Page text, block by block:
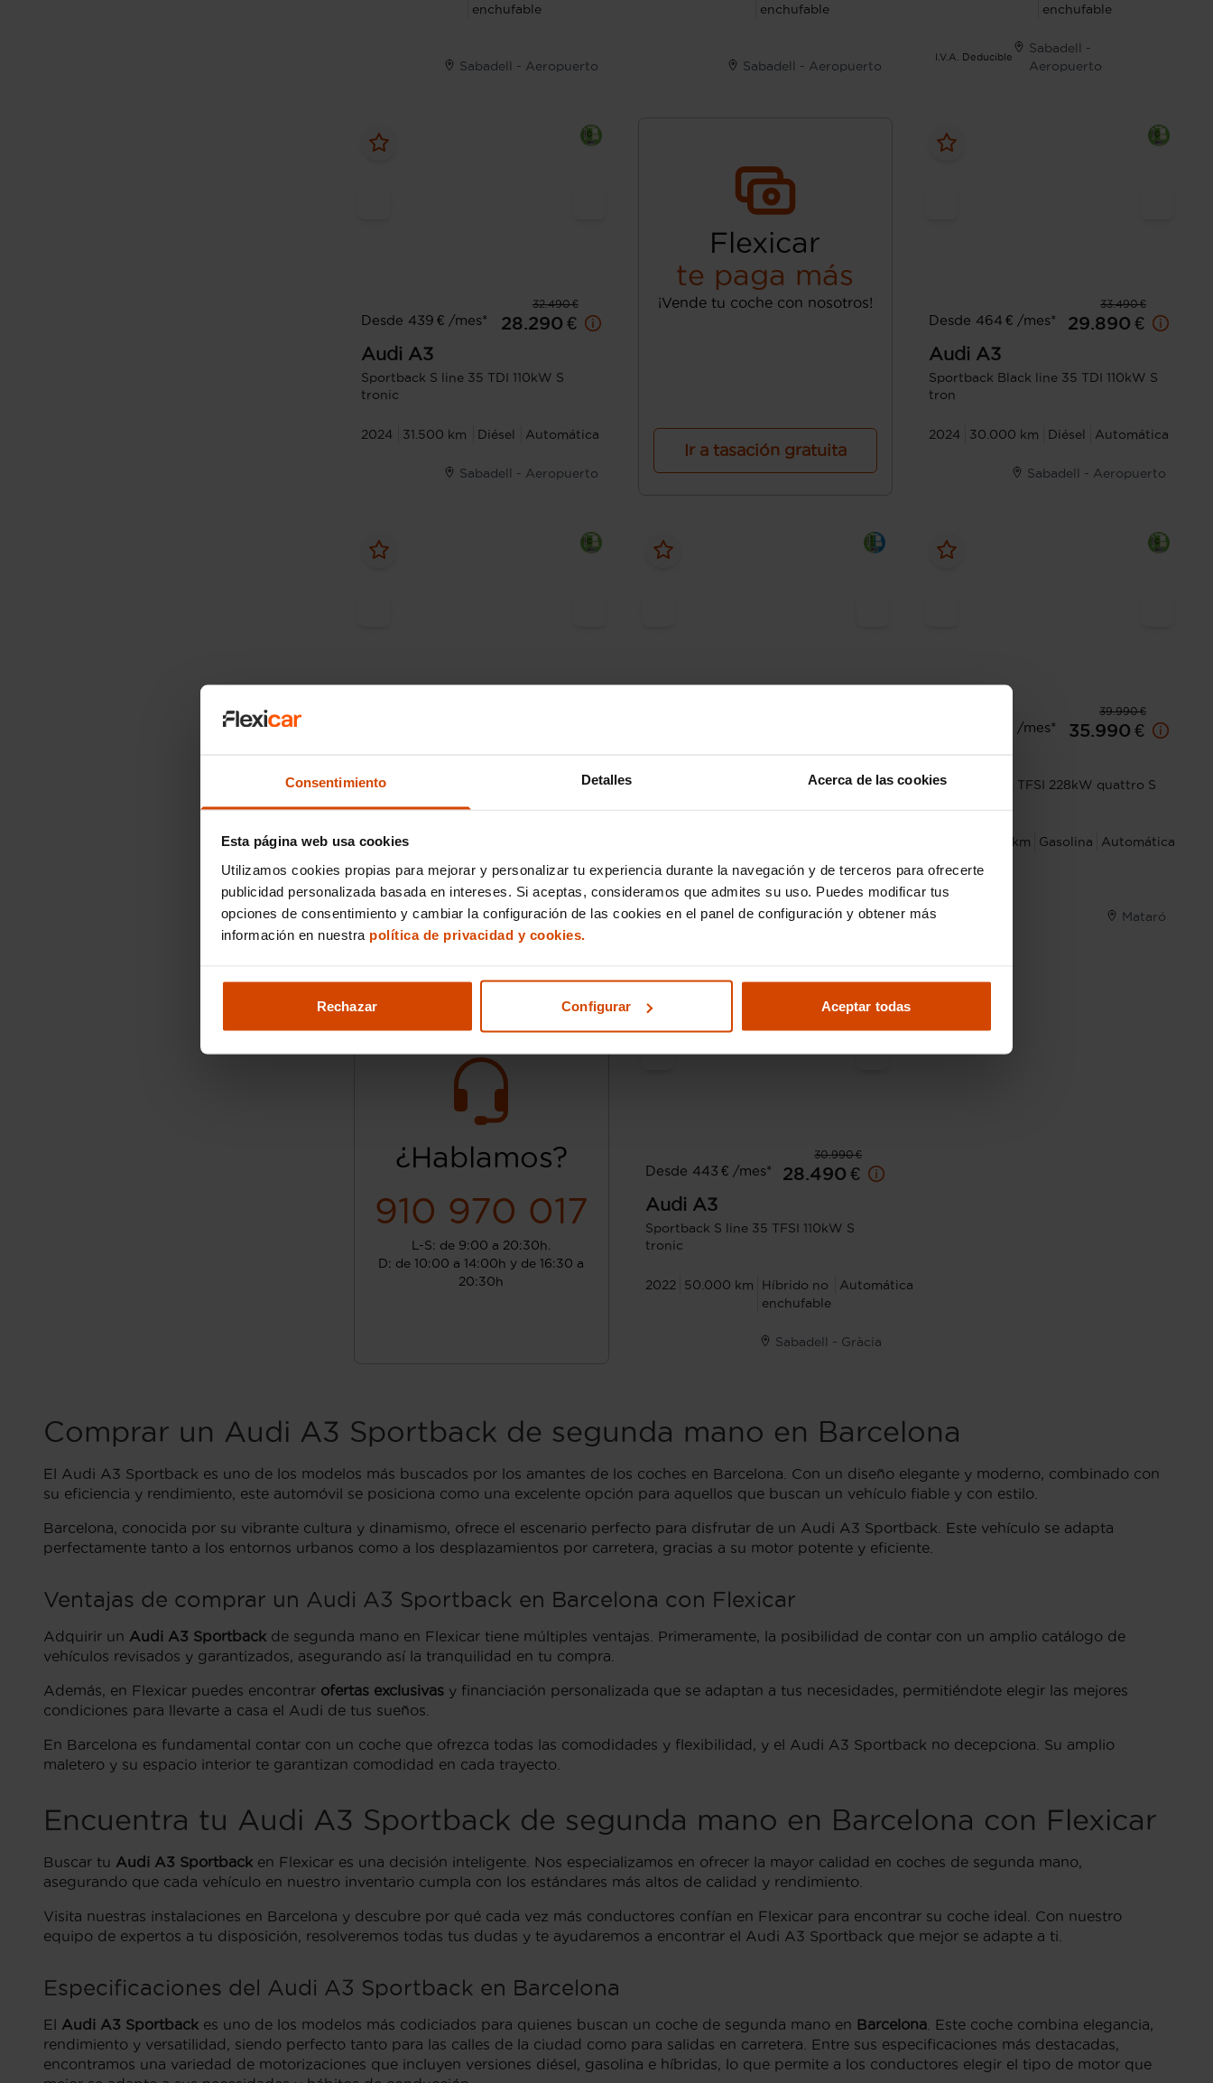
Consentimiento Detalles Acerca de las cookies
Esta página web usa cookies
Utilizamos cookies propias para mejorar y personalizar tu experiencia durante la navegación y de terceros para ofrecerte
publicidad personalizada basada en intereses. Si aceptas, consideramos que admites su uso. Puedes modificar tus
opciones de consentimiento y cambiar la configuración de las cookies en el panel de configuración y obtener más
información en nuestra política de privacidad y cookies.
Rechazar Configurar Aceptar todas
enchufable
Sabadell - Aeropuerto
enchufable
Sabadell - Aeropuerto
enchufable
I.V.A. Deducible
Sabadell -
Aeropuerto
32.490 €
Desde 439 € /mes*
28.290 €
Audi A3
Sportback S line 35 TDI 110kW S
tronic
2024 31.500 km Diésel Automática
Sabadell - Aeropuerto
Flexicar
te paga más
¡Vende tu coche con nosotros!
Ir a tasación gratuita
33.490 €
Desde 464 € /mes*
29.890 €
Audi A3
Sportback Black line 35 TDI 110kW S
tron
2024 30.000 km Diésel Automática
Sabadell - Aeropuerto
RS3 Sportback TFSI 294kW quattro S
2022 99.999 km
La Maquinista
Sportback Advanced 40 TFSI e
Sant Boi de Llobregat - Osca
Alguer
39.990 €
Desde 560 € /mes*
35.990 €
S3 Sportback TFSI 228kW quattro S
69.999 km Gasolina Automática
Mataró
¿Hablamos?
910 970 017
L-S: de 9:00 a 20:30h.
D: de 10:00 a 14:00h y de 16:30 a
20:30h
30.990 €
Desde 443 € /mes*
28.490 €
Audi A3
Sportback S line 35 TFSI 110kW S
tronic
2022 50.000 km
Híbrido no
enchufable
Automática
Sabadell - Gràcia
Comprar un Audi A3 Sportback de segunda mano en Barcelona
El Audi A3 Sportback es uno de los modelos más buscados por los amantes de los coches en Barcelona. Con un diseño elegante y moderno, combinado con
su eficiencia y rendimiento, este automóvil se posiciona como una excelente opción para aquellos que buscan un vehículo fiable y con estilo.
Barcelona, conocida por su vibrante cultura y dinamismo, ofrece el escenario perfecto para disfrutar de un Audi A3 Sportback. Este vehículo se adapta
perfectamente tanto a los entornos urbanos como a los desplazamientos por carretera, gracias a su motor potente y eficiente.
Ventajas de comprar un Audi A3 Sportback en Barcelona con Flexicar
Adquirir un Audi A3 Sportback de segunda mano en Flexicar tiene múltiples ventajas. Primeramente, la posibilidad de contar con un amplio catálogo de
vehículos revisados y garantizados, asegurando así la tranquilidad en tu compra.
Además, en Flexicar puedes encontrar ofertas exclusivas y financiación personalizada que se adaptan a tus necesidades, permitiéndote elegir las mejores
condiciones para llevarte a casa el Audi de tus sueños.
En Barcelona es fundamental contar con un coche que ofrezca todas las comodidades y flexibilidad, y el Audi A3 Sportback no decepciona. Su amplio
maletero y su espacio interior te garantizan comodidad en cada trayecto.
Encuentra tu Audi A3 Sportback de segunda mano en Barcelona con Flexicar
Buscar tu Audi A3 Sportback en Flexicar es una decisión inteligente. Nos especializamos en ofrecer la mayor calidad en coches de segunda mano,
asegurando que cada vehículo en nuestro inventario cumpla con los estándares más altos de calidad y rendimiento.
Visita nuestras instalaciones en Barcelona y descubre por qué cada vez más conductores confían en Flexicar para encontrar su coche ideal. Con nuestro
equipo de expertos a tu disposición, resolveremos todas tus dudas y te ayudaremos a encontrar el Audi A3 Sportback que mejor se adapte a ti.
Especificaciones del Audi A3 Sportback en Barcelona
El Audi A3 Sportback es uno de los modelos más codiciados para quienes buscan un coche de segunda mano en Barcelona . Este coche combina elegancia,
rendimiento y versatilidad, siendo perfecto tanto para las calles de la ciudad como para salidas en carretera. Entre sus especificaciones más destacadas,
encontramos una variedad de motorizaciones que incluyen versiones diésel, gasolina e híbridas, lo que permite a los conductores elegir el tipo de motor que